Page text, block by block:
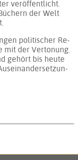
ver­öf­fent­licht.
der Welt
po­li­ti­scher Re­
mit der Ver­to­nung.
ge­hört bis heu­te